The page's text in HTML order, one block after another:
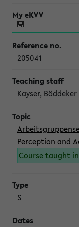
205041
Kayser, Böddeker
Perception and
Course taught
S